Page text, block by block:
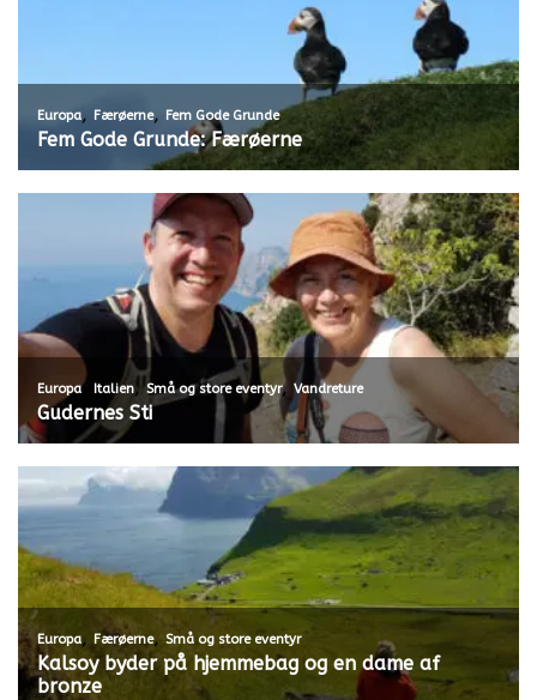
Europa, Færøerne, Fem Gode Grunde
Fem Gode Grunde: Færøerne
Europa, Italien,Små og store eventyr, Vandreture
Gudernes Sti
Europa, Færøerne, Små og store eventyr
Kalsoy byder på hjemmebag og en dame af
bronze